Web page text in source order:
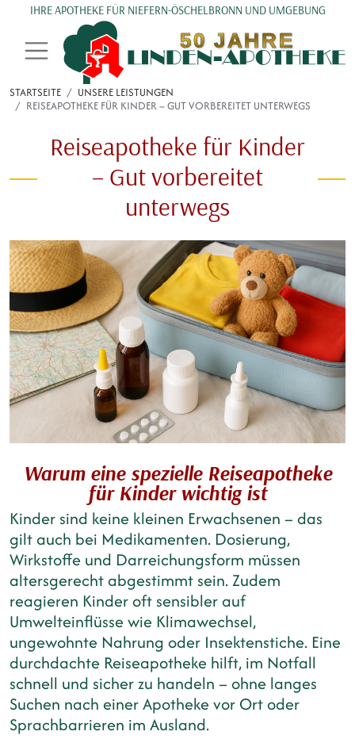
Direkt zum Inhalt
IHRE APOTHEKE FÜR NIEFERN-ÖSCHELBRONN UND UMGEBUNG
STARTSEITE
UNSERE LEISTUNGEN
REISEAPOTHEKE FÜR KINDER – GUT VORBEREITET UNTERWEGS
Reiseapotheke für Kinder
– Gut vorbereitet
unterwegs
Warum eine spezielle Reiseapotheke
für Kinder wichtig ist
Kinder sind keine kleinen Erwachsenen – das
gilt auch bei Medikamenten. Dosierung,
Wirkstoffe und Darreichungsform müssen
altersgerecht abgestimmt sein. Zudem
reagieren Kinder oft sensibler auf
Umwelteinflüsse wie Klimawechsel,
ungewohnte Nahrung oder Insektenstiche. Eine
durchdachte Reiseapotheke hilft, im Notfall
schnell und sicher zu handeln – ohne langes
Suchen nach einer Apotheke vor Ort oder
Sprachbarrieren im Ausland.